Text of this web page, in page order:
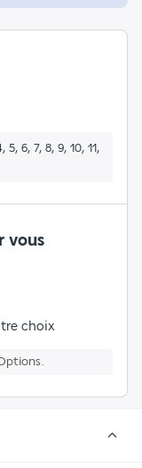
5, 6, 7, 8, 9, 10, 11,
vous
choix